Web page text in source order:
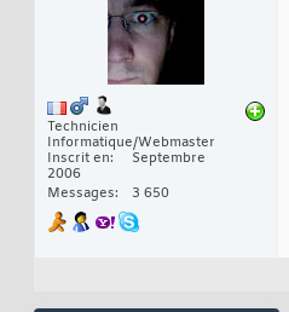
Technicien
Informatique/Webmaster
Inscrit en
Septembre
2006
Messages
3 650